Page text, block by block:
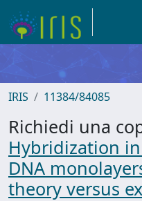
IRIS 11384/84085
Richiedi una
Hybridization
DNA
theory versus